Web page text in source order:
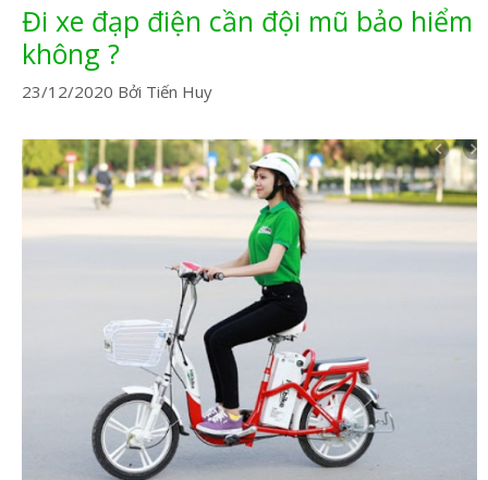
Đi xe đạp điện cần đội mũ bảo hiểm
không ?
23/12/2020 Bởi Tiến Huy